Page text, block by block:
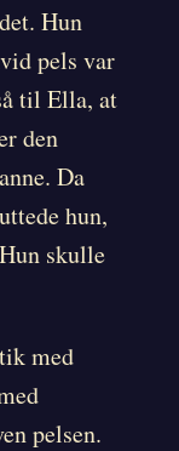
Hun
pels var
til Ella, at
den
Da
hun,
skulle
med
pelsen.